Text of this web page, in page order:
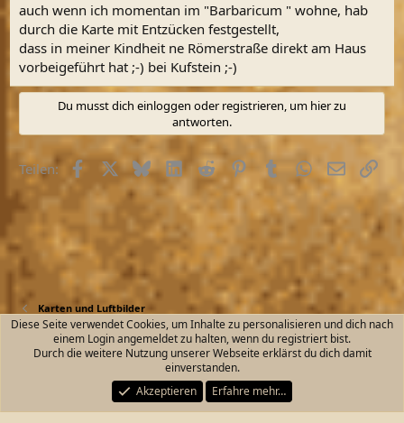
:
auch wenn ich momentan im "Barbaricum " wohne, hab
durch die Karte mit Entzücken festgestellt,
dass in meiner Kindheit ne Römerstraße direkt am Haus
vorbeigeführt hat ;-) bei Kufstein ;-)
Du musst dich einloggen oder registrieren, um hier zu
antworten.
Teilen: FacebookX (Twitter)
BlueskyLinkedIn
Reddit PinterestTumblrWhatsApp
E-MailLink
Karten und Luftbilder
Kontakt Nutzungsbedingungen
Datenschutz
Start
R
S
Community platform by XenForo® © 2010-2026 XenForo Ltd.
Diese Seite verwendet Cookies, um Inhalte zu personalisieren und dich nach
einem Login angemeldet zu halten, wenn du registriert bist.
Durch die weitere Nutzung unserer Webseite erklärst du dich damit
einverstanden.
Akzeptieren
Erfahre mehr…